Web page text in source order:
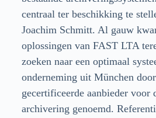
centraal ter beschikking te
Joachim Schmitt. Al gauw
oplossingen van FAST LTA
zoeken naar een optimaal
onderneming uit München
gecertificeerde aanbieder voor
archivering genoemd.